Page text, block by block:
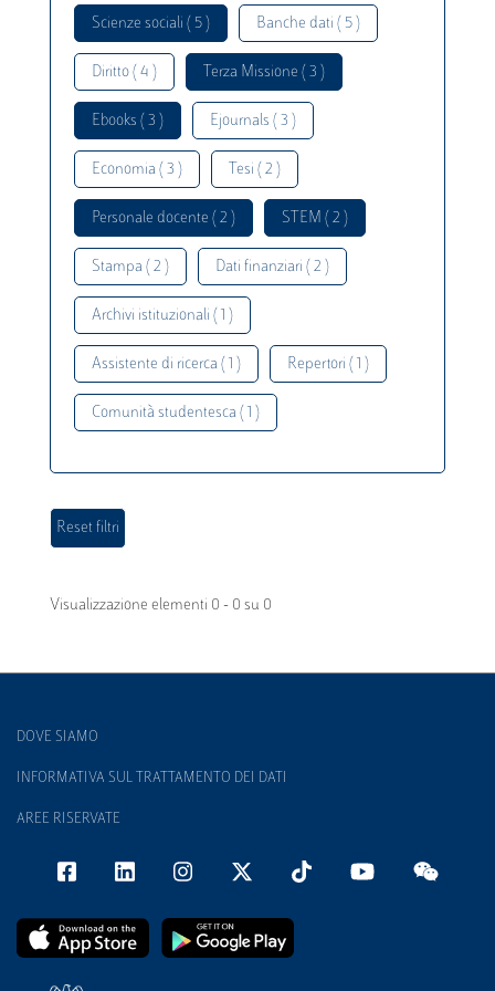
Scienze sociali ( 5 ) Banche dati ( 5 )
Diritto ( 4 ) Terza Missione ( 3 )
Ebooks ( 3 ) Ejournals ( 3 )
Economia ( 3 ) Tesi ( 2 )
Personale docente ( 2 ) STEM ( 2 )
Stampa ( 2 ) Dati finanziari ( 2 )
Archivi istituzionali ( 1 )
Assistente di ricerca ( 1 ) Repertori ( 1 )
Comunità studentesca ( 1 )
Visualizzazione elementi 0 - 0 su 0
DOVE SIAMO
INFORMATIVA SUL TRATTAMENTO DEI DATI
AREE RISERVATE